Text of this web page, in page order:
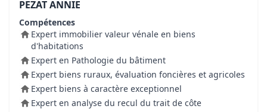
PEZAT ANNIE
Compétences
Expert immobilier valeur vénale en biens
d'habitations
Expert en Pathologie du bâtiment
Expert biens ruraux, évaluation foncières et agricoles
Expert biens à caractère exceptionnel
Expert en analyse du recul du trait de côte